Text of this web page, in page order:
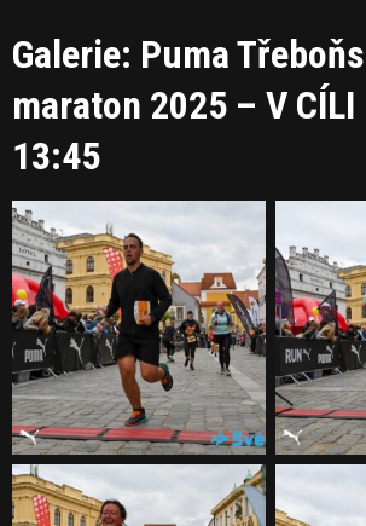
Galerie: Puma
maraton 2025 – V
13:45